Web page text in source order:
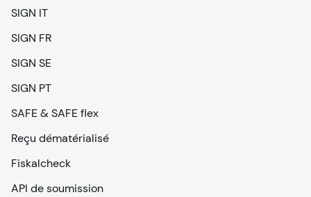
SIGN IT
SIGN FR
SIGN SE
SIGN PT
SAFE & SAFE flex
Reçu dématérialisé
Fiskalcheck
API de soumission